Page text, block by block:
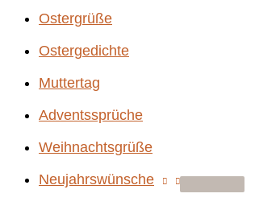
Ostergrüße
Ostergedichte
Muttertag
Adventssprüche
Weihnachtsgrüße
Neujahrswünsche